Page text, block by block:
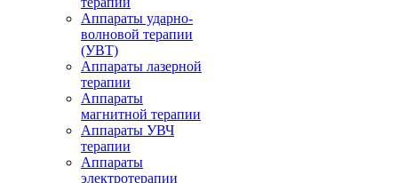
Аппараты ударно-
волновой терапии
(УВТ)
Аппараты лазерной
терапии
Аппараты
магнитной терапии
Аппараты УВЧ
терапии
Аппараты
электротерапии